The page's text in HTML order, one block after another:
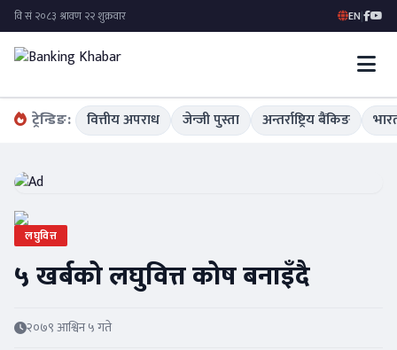
EN|
ट्रेन्डिङ: वित्तीय अपराध जेन्जी पुस्ता अन्तर्राष्ट्रिय बैंकिङ
लघुवित्त
५ खर्बको लघुवित्त कोष बनाइँदै
२०७९ आश्विन ५ गते